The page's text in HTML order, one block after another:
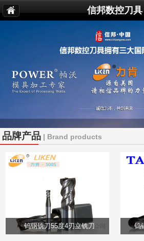
信邦数控刀具
品牌产品 | Brand products
钨钢铣刀55度4刃立铣刀 钨